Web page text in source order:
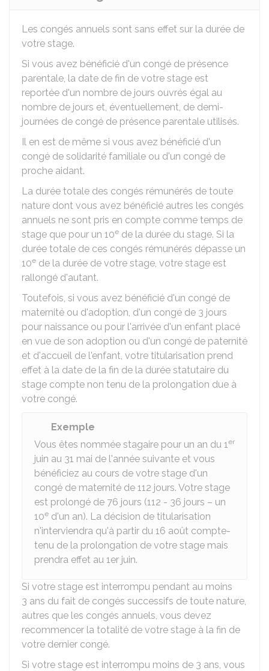
Les congés annuels sont sans effet sur la durée de
votre stage.
Si vous avez bénéficié d'un congé de présence
parentale, la date de fin de votre stage est
reportée d'un nombre de jours ouvrés égal au
nombre de jours et, éventuellement, de demi-
journées de congé de présence parentale utilisés.
Il en est de même si vous avez bénéficié d'un
congé de solidarité familiale ou d'un congé de
proche aidant.
La durée totale des congés rémunérés de toute
nature dont vous avez bénéficié autres les congés
annuels ne sont pris en compte comme temps de
stage que pour un 10e de la durée du stage. Si la
durée totale de ces congés rémunérés dépasse un
10e de la durée de votre stage, votre stage est
rallongé d'autant.
Toutefois, si vous avez bénéficié d'un congé de
maternité ou d'adoption, d'un congé de 3 jours
pour naissance ou pour l'arrivée d'un enfant placé
en vue de son adoption ou d'un congé de paternité
et d'accueil de l'enfant, votre titularisation prend
effet à la date de la fin de la durée statutaire du
stage compte non tenu de la prolongation due à
votre congé.
Exemple
Vous êtes nommée stagaire pour un an du 1er
juin au 31 mai de l'année suivante et vous
bénéficiez au cours de votre stage d'un
congé de maternité de 112 jours. Votre stage
est prolongé de 76 jours (112 - 36 jours – un
10e d'un an). La décision de titularisation
n'interviendra qu'à partir du 16 août compte-
tenu de la prolongation de votre stage mais
prendra effet au 1er juin.
Si votre stage est interrompu pendant au moins
3 ans du fait de congés successifs de toute nature,
autres que les congés annuels, vous devez
recommencer la totalité de votre stage à la fin de
votre dernier congé.
Si votre stage est interrompu moins de 3 ans, vous